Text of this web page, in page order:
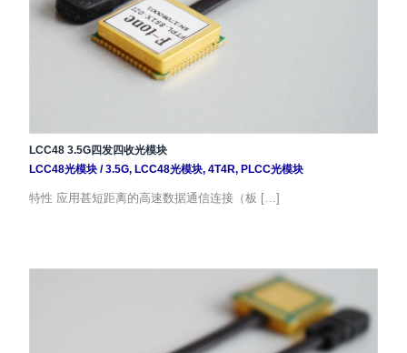
LCC48 3.5G四发四收光模块
LCC48光模块/3.5G, LCC48光模块, 4T4R, PLCC光模块
特性 应用甚短距离的高速数据通信连接（板 […]